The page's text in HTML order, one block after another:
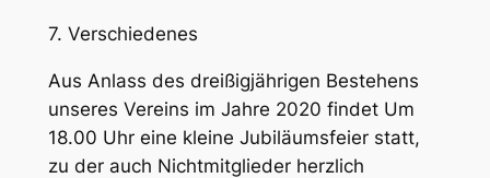
7. Verschiedenes
Aus Anlass des dreißigjährigen Bestehens
unseres Vereins im Jahre 2020 findet Um
18.00 Uhr eine kleine Jubiläumsfeier statt,
zu der auch Nichtmitglieder herzlich